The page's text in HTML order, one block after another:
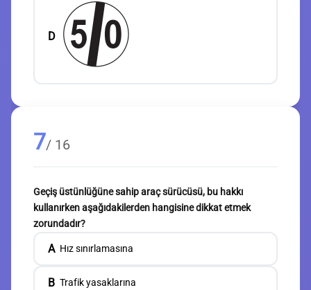
D
7/ 16
Geçiş üstünlüğüne sahip araç sürücüsü, bu hakkı
kullanırken aşağıdakilerden hangisine dikkat etmek
zorundadır?
A Hız sınırlamasına
B Trafik yasaklarına